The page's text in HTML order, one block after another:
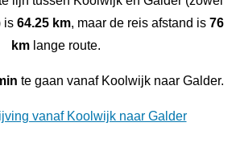
is 64.25 km, maar de reis afstand is 76
kmlange route.
te gaan vanaf Koolwijk naar Galder.
vanaf Koolwijk naar Galder